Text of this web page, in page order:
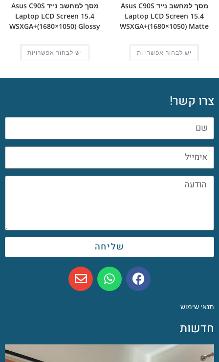
מסך למחשב נייד Asus C90S
Laptop LCD Screen 15.4
WSXGA+(1680×1050) Matte
יש לבחור אפשרויות
מסך למחשב נייד Asus C90S
Laptop LCD Screen 15.4
WSXGA+(1680×1050) Glossy
יש לבחור אפשרויות
צרו קשר!
שליחה
תנאי שימוש
חדשות